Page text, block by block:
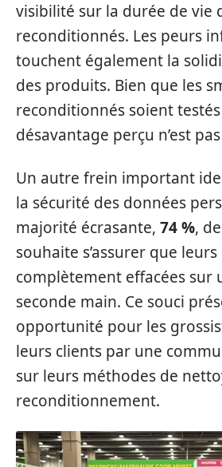
visibilité sur la durée de vie
reconditionnés. Les peurs
touchent également la
des produits. Bien que les
reconditionnés soient
désavantage perçu n’est
Un autre frein important
la sécurité des données
majorité écrasante, 74 %,
souhaite s’assurer que
complètement effacées sur
seconde main. Ce souci
opportunité pour les
leurs clients par une
sur leurs méthodes de
reconditionnement.